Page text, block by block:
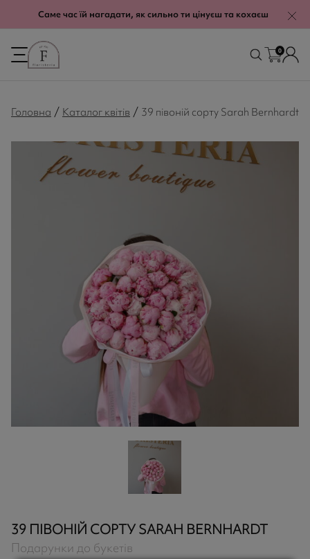
Саме час їй нагадати, як сильно ти цінуєш та кохаєш
0
Головна / Каталог квітів / 39 півоній сорту Sarah Bernhardt
39 ПІВОНІЙ СОРТУ SARAH BERNHARDT
Подарунки до букетів